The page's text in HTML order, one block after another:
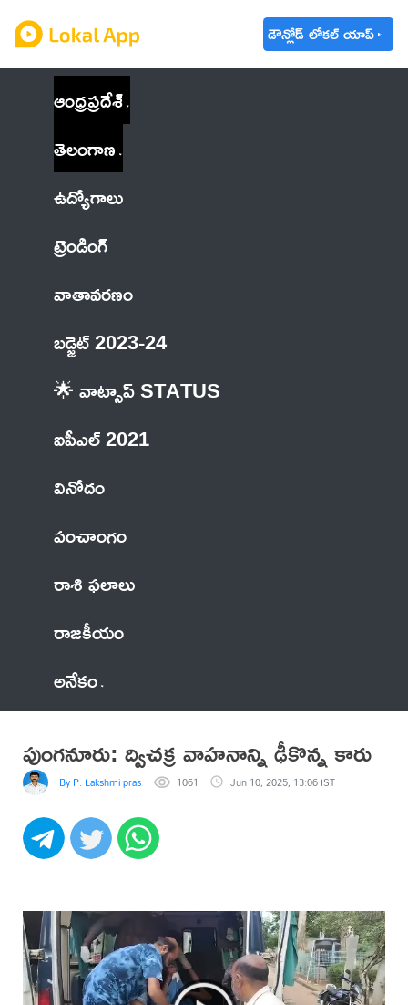
డౌన్లోడ్ లోకల్ యాప్
ఆంధ్రప్రదేశ్
తెలంగాణ
ఉద్యోగాలు
ట్రెండింగ్
వాతావరణం
బడ్జెట్ 2023-24
🌟 వాట్సాప్ STATUS
ఐపీఎల్ 2021
వినోదం
పంచాంగం
రాశి ఫలాలు
రాజకీయం
అనేకం
పుంగనూరు: ద్విచక్ర వాహనాన్ని ఢీకొన్న కారు
By P. Lakshmi prasad 1061 Jun 10, 2025, 13:06 IST